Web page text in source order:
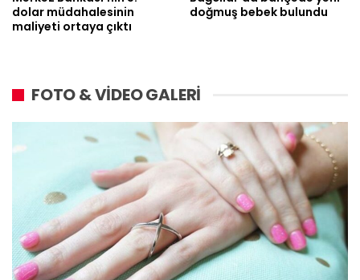
dolar müdahalesinin
maliyeti ortaya çıktı
doğmuş bebek bulundu
FOTO & VİDEO GALERİ